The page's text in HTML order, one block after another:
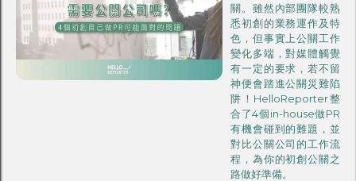
關。雖然內部團隊較熟
悉初創的業務運作及特
色，但事實上公關工作
變化多端，對媒體觸覺
有一定的要求，若不留
神便會踏進公關災難陷
阱！HelloReporter整
合了4個in-house做PR
有機會碰到的難題，並
對比公關公司的工作流
程，為你的初創公關之
路做好準備。